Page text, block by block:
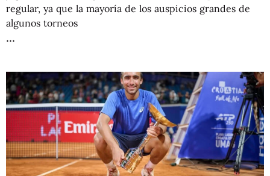
regular, ya que la mayoría de los auspicios grandes de
algunos torneos